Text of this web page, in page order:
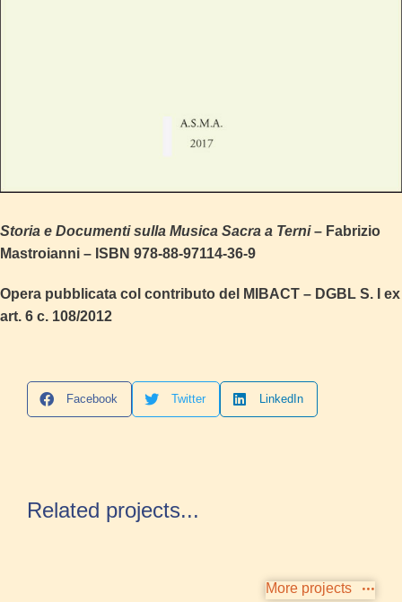
Storia e Documenti sulla Musica Sacra a Terni– Fabrizio
Mastroianni – ISBN 978-88-97114-36-9
Opera pubblicata col contributo del MIBACT – DGBL S. I ex
art. 6 c. 108/2012
Facebook Twitter LinkedIn
Related projects...
More projects